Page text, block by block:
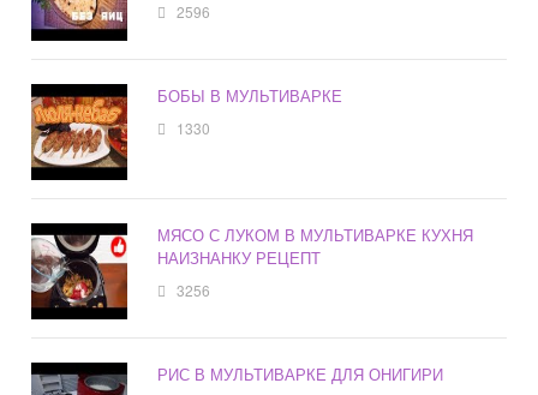
2596
БОБЫ В МУЛЬТИВАРКЕ
1330
МЯСО С ЛУКОМ В МУЛЬТИВАРКЕ КУХНЯ
НАИЗНАНКУ РЕЦЕПТ
3256
РИС В МУЛЬТИВАРКЕ ДЛЯ ОНИГИРИ